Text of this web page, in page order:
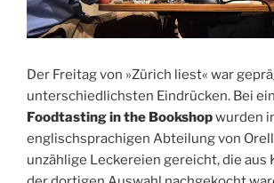
Der Freitag von »Zürich liest« war
unterschiedlichsten Eindrücken. Bei
Foodtasting in the Bookshopwurden
englischsprachigen Abteilung von
unzählige Leckereien gereicht, die aus